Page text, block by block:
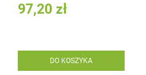
97,20 zł
DO KOSZYKA